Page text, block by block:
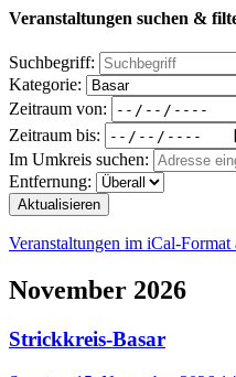
Veranstaltungen suchen &
Suchbegriff:
Kategorie:
Zeitraum von:
Zeitraum bis:
Im Umkreis suchen:
Entfernung:
Aktualisieren
Veranstaltungen im iCal-Format
November 2026
Strickkreis-Basar